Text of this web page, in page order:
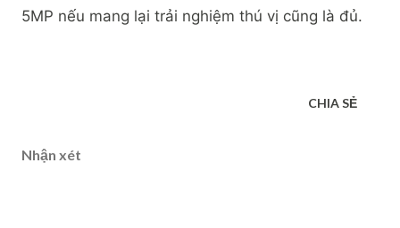
5MP nếu mang lại trải nghiệm thú vị cũng là đủ.
CHIA SẺ
Nhận xét